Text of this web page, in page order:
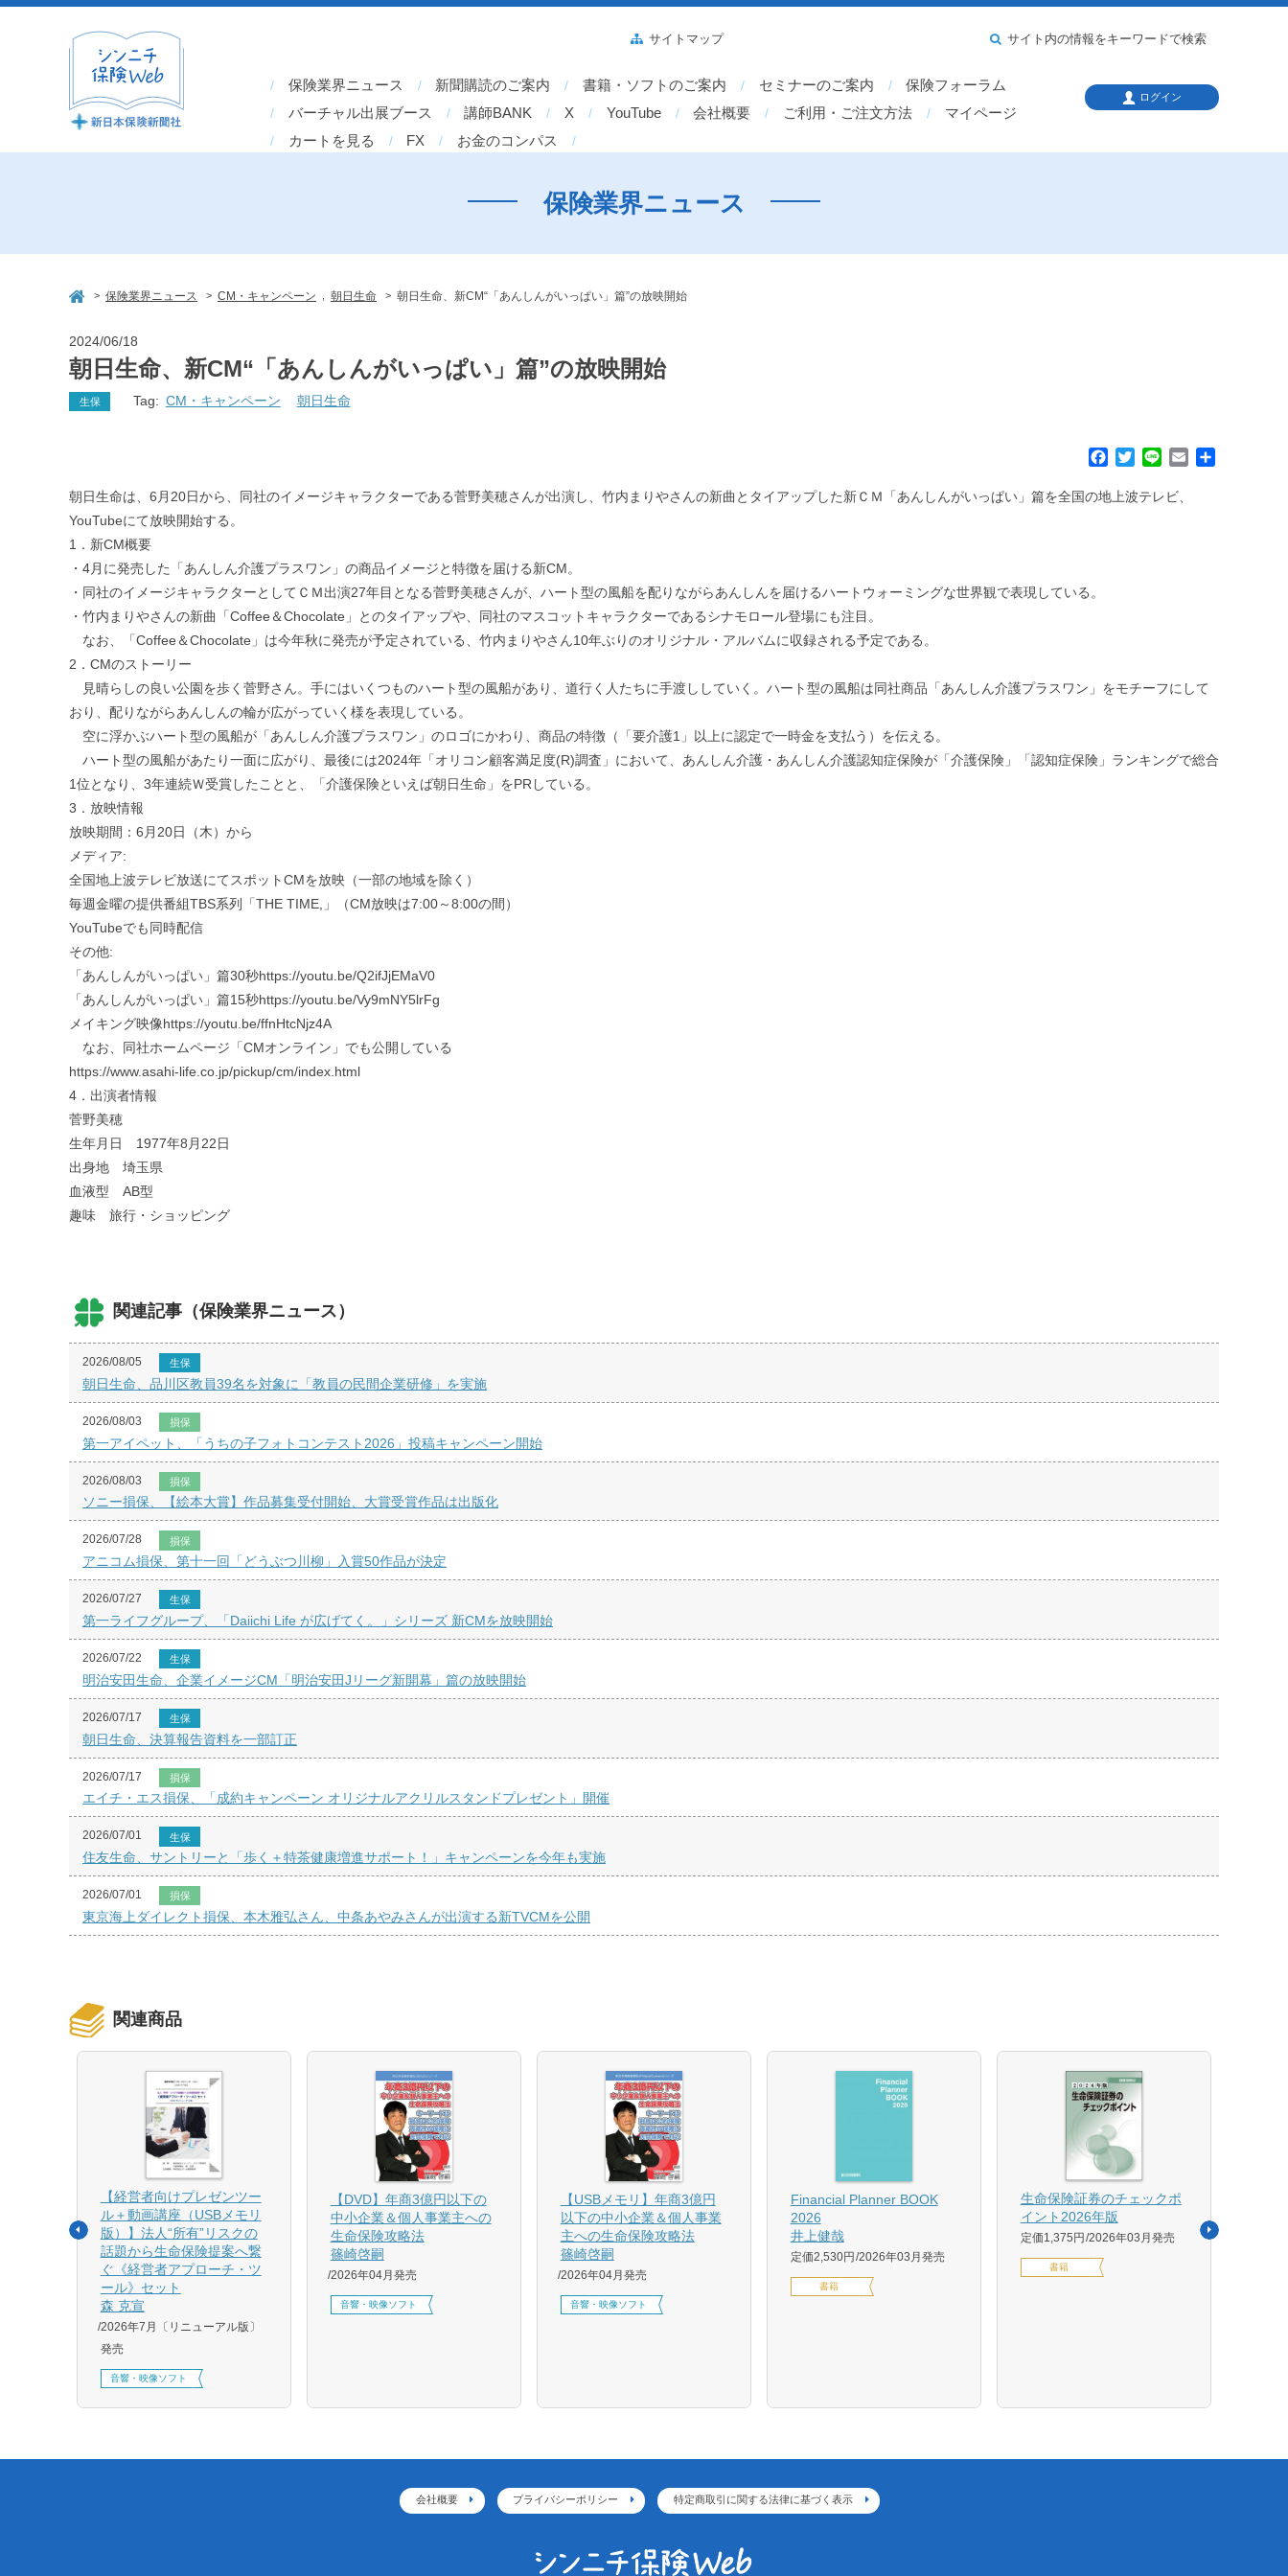
保険業界ニュース 新聞購読のご案内 書籍・ソフトのご案内 セミナーのご案内
保険フォーラム
バーチャル出展ブース
講師BANK X YouTube 会社概要 ご利用・ご注文方法
マイページ
カートを見る
FX お金のコンパス
サイトマップ サイト内の情報をキーワードで検索
ログイン
保険業界ニュース
> 保険業界ニュース > CM・キャンペーン 朝日生命 > 朝日生命、新CM“「あんしんがいっぱい」篇”の放映開始
2024/06/18
朝日生命、新CM“「あんしんがいっぱい」篇”の放映開始
生保 Tag: CM・キャンペーン 朝日生命
c
i
n
朝日生命は、6月20日から、同社のイメージキャラクターである菅野美穂さんが出演し、竹内まりやさんの新曲とタイアップした新ＣＭ「あんしんがいっぱい」篇を全国の地上波テレビ、
YouTubeにて放映開始する。
1．新CM概要
・4月に発売した「あんしん介護プラスワン」の商品イメージと特徴を届ける新CM。
・同社のイメージキャラクターとしてＣＭ出演27年目となる菅野美穂さんが、ハート型の風船を配りながらあんしんを届けるハートウォーミングな世界観で表現している。
・竹内まりやさんの新曲「Coffee＆Chocolate」とのタイアップや、同社のマスコットキャラクターであるシナモロール登場にも注目。
なお、「Coffee＆Chocolate」は今年秋に発売が予定されている、竹内まりやさん10年ぶりのオリジナル・アルバムに収録される予定である。
2．CMのストーリー
見晴らしの良い公園を歩く菅野さん。手にはいくつものハート型の風船があり、道行く人たちに手渡ししていく。ハート型の風船は同社商品「あんしん介護プラスワン」をモチーフにして
おり、配りながらあんしんの輪が広がっていく様を表現している。
空に浮かぶハート型の風船が「あんしん介護プラスワン」のロゴにかわり、商品の特徴（「要介護1」以上に認定で一時金を支払う）を伝える。
ハート型の風船があたり一面に広がり、最後には2024年「オリコン顧客満足度(R)調査」において、あんしん介護・あんしん介護認知症保険が「介護保険」「認知症保険」ランキングで総合
1位となり、3年連続Ｗ受賞したことと、「介護保険といえば朝日生命」をPRしている。
3．放映情報
放映期間：6月20日（木）から
メディア:
全国地上波テレビ放送にてスポットCMを放映（一部の地域を除く）
毎週金曜の提供番組TBS系列「THE TIME,」（CM放映は7:00～8:00の間）
YouTubeでも同時配信
その他:
「あんしんがいっぱい」篇30秒https://youtu.be/Q2ifJjEMaV0
「あんしんがいっぱい」篇15秒https://youtu.be/Vy9mNY5lrFg
メイキング映像https://youtu.be/ffnHtcNjz4A
なお、同社ホームページ「CMオンライン」でも公開している
https://www.asahi-life.co.jp/pickup/cm/index.html
4．出演者情報
菅野美穂
生年月日 1977年8月22日
出身地 埼玉県
血液型 AB型
趣味 旅行・ショッピング
関連記事（保険業界ニュース）
2026/08/05 生保
朝日生命、品川区教員39名を対象に「教員の民間企業研修」を実施
2026/08/03 損保
第一アイペット、「うちの子フォトコンテスト2026」投稿キャンペーン開始
2026/08/03 損保
ソニー損保、【絵本大賞】作品募集受付開始、大賞受賞作品は出版化
2026/07/28 損保
アニコム損保、第十一回「どうぶつ川柳」入賞50作品が決定
2026/07/27 生保
第一ライフグループ、「Daiichi Life が広げてく。」シリーズ 新CMを放映開始
2026/07/22 生保
明治安田生命、企業イメージCM「明治安田Jリーグ新開幕」篇の放映開始
2026/07/17 生保
朝日生命、決算報告資料を一部訂正
2026/07/17 損保
エイチ・エス損保、「成約キャンペーン オリジナルアクリルスタンドプレゼント」開催
2026/07/01 生保
住友生命、サントリーと「歩く＋特茶健康増進サポート！」キャンペーンを今年も実施
2026/07/01 損保
東京海上ダイレクト損保、本木雅弘さん、中条あやみさんが出演する新TVCMを公開
関連商品
【経営者向けプレゼンツー
ル＋動画講座（USBメモリ
版）】法人“所有”リスクの
話題から生命保険提案へ繋
ぐ《経営者アプローチ・ツ
ール》セット
森 克宣
2026年7月〔リニューアル版〕
発売
音響・映像ソフト
【DVD】年商3億円以下の
中小企業＆個人事業主への
生命保険攻略法
篠崎啓嗣
2026年04月発売
音響・映像ソフト
【USBメモリ】年商3億円
以下の中小企業＆個人事業
主への生命保険攻略法
篠崎啓嗣
2026年04月発売
音響・映像ソフト
Financial Planner BOOK
2026
井上健哉
定価2,530円 2026年03月発売
書籍
生命保険証券のチェックポ
イント2026年版
定価1,375円 2026年03月発売
書籍
会社概要 プライバシーポリシー 特定商取引に関する法律に基づく表示